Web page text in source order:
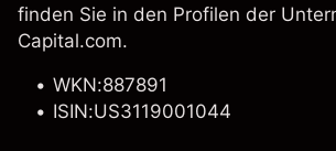
finden Sie in den Profilen der
Capital.com.
WKN:887891
ISIN:US3119001044